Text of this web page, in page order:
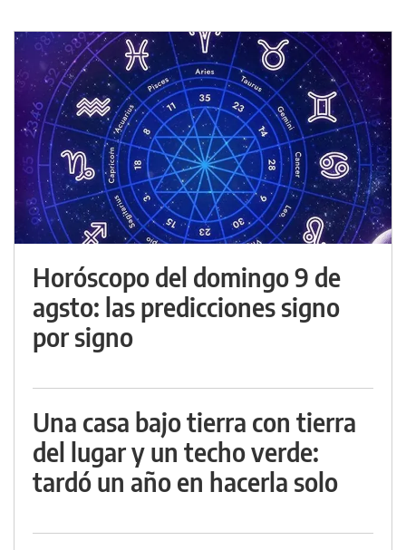
Horóscopo del domingo 9 de
agsto: las predicciones signo
por signo
Una casa bajo tierra con tierra
del lugar y un techo verde:
tardó un año en hacerla solo